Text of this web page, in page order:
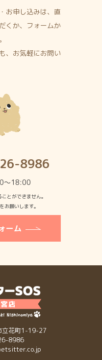
お申し込みは、直
くか、フォームか
、お気軽にお問い
8986
〜18:00
とができません。
をお願いします。
ーム
立花町1-19-27
8986